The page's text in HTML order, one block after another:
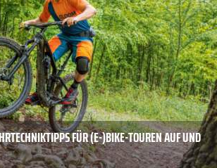
FÜR (E-)BIKE-TOUREN AUF UND